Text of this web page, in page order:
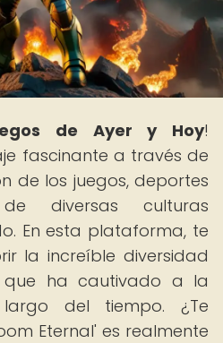
de Ayer y Hoy!
fascinante a través de
de los juegos, deportes
diversas culturas
En esta plataforma, te
la increíble diversidad
que ha cautivado a la
del tiempo. ¿Te
Eternal' es realmente